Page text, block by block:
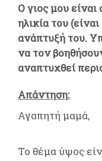
Ο γιος μου
ηλικία του
ανάπτυξή του.
να τον
αναπτυχθεί
Απάντηση:
Αγαπητή μαμά,
Το θέμα ύψος